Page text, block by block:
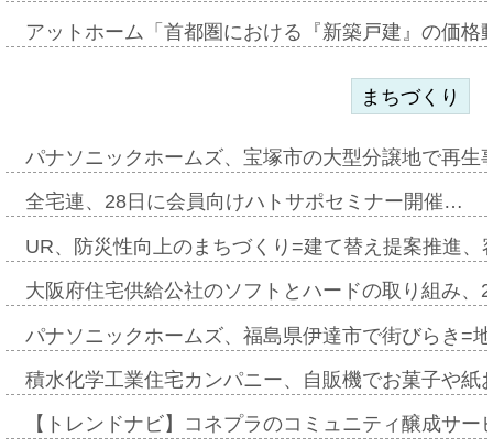
アットホーム「首都圏における『新築戸建』の価
まちづくり
パナソニックホームズ、宝塚市の大型分譲地で再
全宅連、28日に会員向けハトサポセミナー開催…
UR、防災性向上のまちづくり=建て替え提案推進
大阪府住宅供給公社のソフトとハードの取り組み
パナソニックホームズ、福島県伊達市で街びらき=
積水化学工業住宅カンパニー、自販機でお菓子や
【トレンドナビ】コネプラのコミュニティ醸成サ